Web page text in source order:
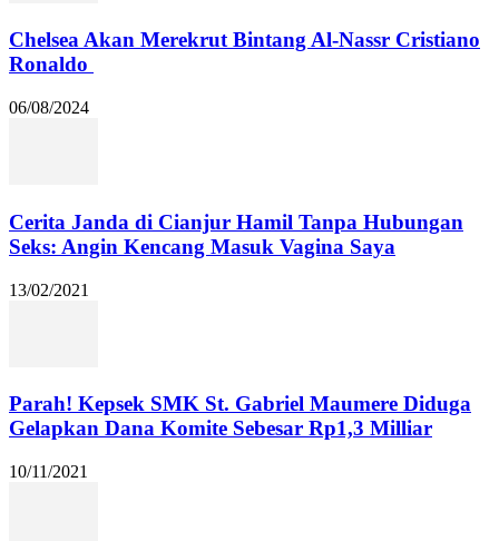
Chelsea Akan Merekrut Bintang Al-Nassr Cristiano
Ronaldo
06/08/2024
Cerita Janda di Cianjur Hamil Tanpa Hubungan
Seks: Angin Kencang Masuk Vagina Saya
13/02/2021
Parah! Kepsek SMK St. Gabriel Maumere Diduga
Gelapkan Dana Komite Sebesar Rp1,3 Milliar
10/11/2021